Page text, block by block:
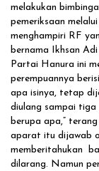
melakukan
pemeriksaan
menghampiri RF
bernama Ikhsan
Partai Hanura ini
perempuannya
apa isinya, tetap
diulang sampai
berupa apa,”
aparat itu dijawab
memberitahukan
dilarang. Namun